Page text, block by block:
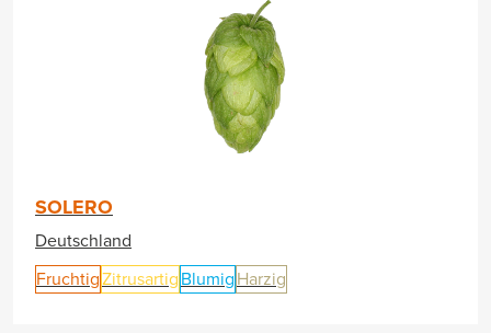
SOLERO
Deutschland
FruchtigZitrusartig Blumig Harzig